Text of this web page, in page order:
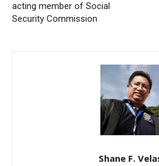
acting member of Social
Security Commission
Shane F.